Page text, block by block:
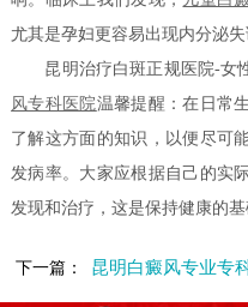
尤其是孕妇更容易出现内分泌失
昆明治疗白斑正规医院-女
风专科医院温馨提醒：在日常
了解这方面的知识，以便尽可
发病率。大家应根据自己的实
发现和治疗，这是保持健康的基
下一篇： 昆明白癜风专业专科